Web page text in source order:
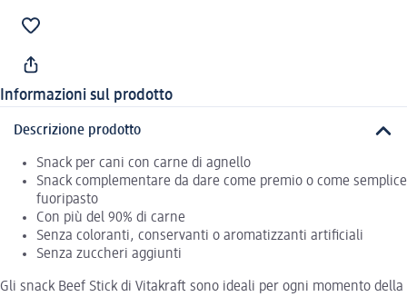
Informazioni sul prodotto
Descrizione prodotto
Snack per cani con carne di agnello
Snack complementare da dare come premio o come semplice
fuoripasto
Con più del 90% di carne
Senza coloranti, conservanti o aromatizzanti artificiali
Senza zuccheri aggiunti
Gli snack Beef Stick di Vitakraft sono ideali per ogni momento della